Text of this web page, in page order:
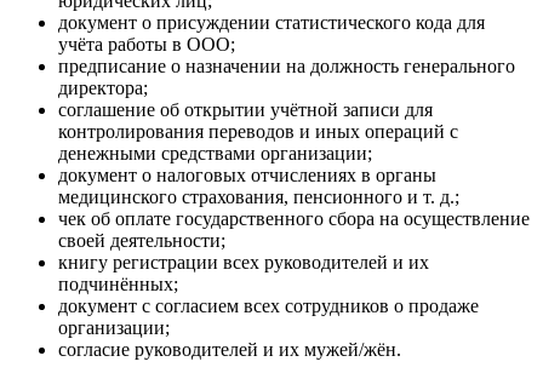
документ о присуждении статистического кода для
учёта работы в ООО;
предписание о назначении на должность генерального
директора;
соглашение об открытии учётной записи для
контролирования переводов и иных операций с
денежными средствами организации;
документ о налоговых отчислениях в органы
медицинского страхования, пенсионного и т. д.;
чек об оплате государственного сбора на осуществление
своей деятельности;
книгу регистрации всех руководителей и их
подчинённых;
документ с согласием всех сотрудников о продаже
организации;
согласие руководителей и их мужей/жён.